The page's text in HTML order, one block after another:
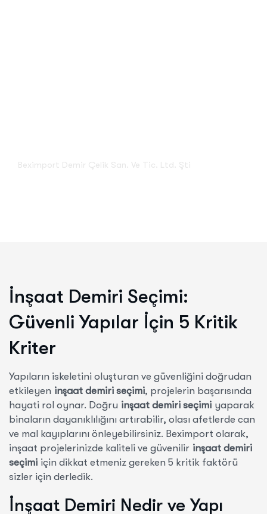
Beximport Demir Çelik San. Ve Tic. Ltd. Şti
İnşaat Demiri Seçimi:
Güvenli Yapılar İçin 5 Kritik
Kriter
Yapıların iskeletini oluşturan ve güvenliğini doğrudan
etkileyen inşaat demiri seçimi, projelerin başarısında
hayati rol oynar. Doğru inşaat demiri seçimi yaparak
binaların dayanıklılığını artırabilir, olası afetlerde can
ve mal kayıplarını önleyebilirsiniz. Beximport olarak,
inşaat projelerinizde kaliteli ve güvenilir inşaat demiri
seçimi için dikkat etmeniz gereken 5 kritik faktörü
sizler için derledik.
İnşaat Demiri Nedir ve Yapı